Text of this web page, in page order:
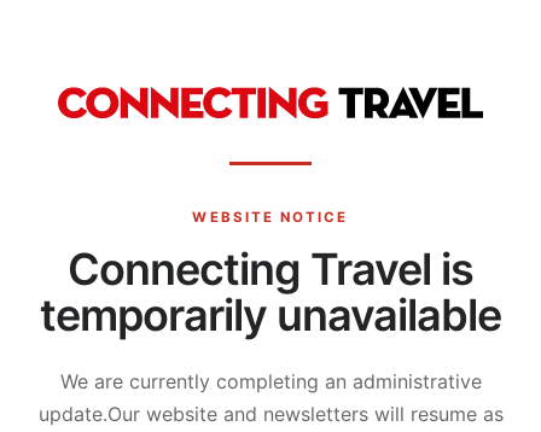
WEBSITE NOTICE
Connecting Travel is
temporarily unavailable
We are currently completing an administrative
update.Our website and newsletters will resume as